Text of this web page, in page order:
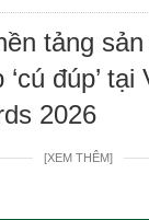
tảng
đúp’
2026
[XEM THÊM]